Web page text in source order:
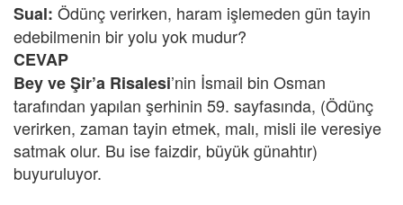
Sual: Ödünç verirken, haram işlemeden gün tayin
edebilmenin bir yolu yok mudur?
CEVAP
Bey ve Şir’a Risalesi’nin İsmail bin Osman
tarafından yapılan şerhinin 59. sayfasında, (Ödünç
verirken, zaman tayin etmek, malı, misli ile veresiye
satmak olur. Bu ise faizdir, büyük günahtır)
buyuruluyor.